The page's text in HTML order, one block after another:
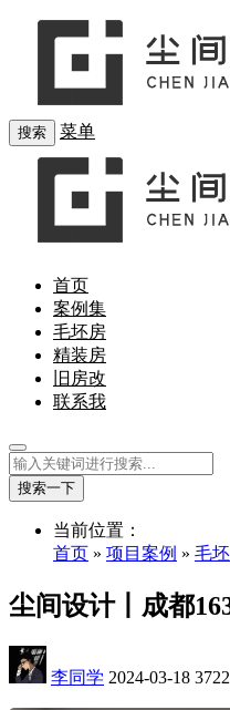
搜索 菜单
首页
案例集
毛坯房
精装房
旧房改
联系我
搜索一下
当前位置：
首页 » 项目案例 » 毛
尘间设计丨成都
李同学 2024-03-18 3722